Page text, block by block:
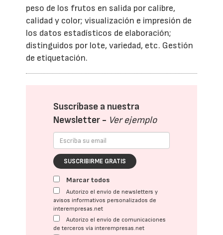
peso de los frutos en salida por calibre,
calidad y color; visualización e impresión de
los datos estadísticos de elaboración;
distinguidos por lote, variedad, etc. Gestión
de etiquetación.
Suscríbase a nuestra
Newsletter - Ver ejemplo
SUSCRIBIRME GRATIS
Marcar todos
Autorizo el envío de newsletters y
avisos informativos personalizados de
interempresas.net
Autorizo el envío de comunicaciones
de terceros vía interempresas.net